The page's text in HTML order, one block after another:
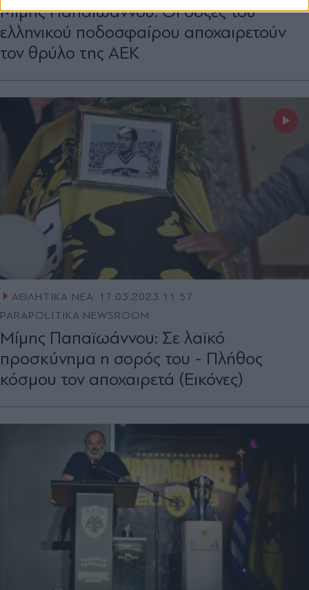
Μίμης Παπαϊωάννου: Οι δόξες του
ελληνικού ποδοσφαίρου αποχαιρετούν
τον θρύλο της ΑΕΚ
ΑΘΛΗΤΙΚΑ ΝΕΑ 17.03.2023 11:57
PARAPOLITIKA NEWSROOM
Μίμης Παπαϊωάννου: Σε λαϊκό
προσκύνημα η σορός του - Πλήθος
κόσμου τον αποχαιρετά (Εικόνες)